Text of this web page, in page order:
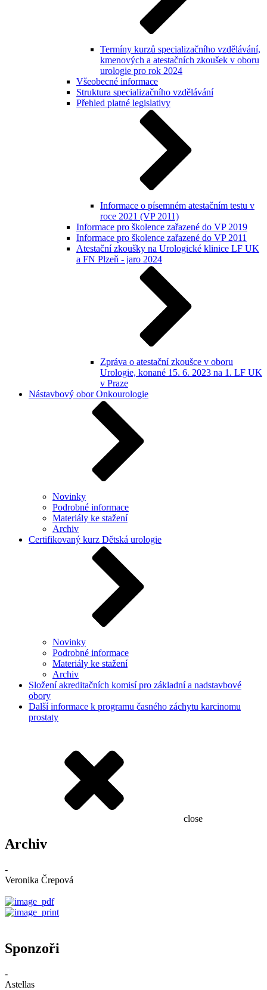
Termíny kurzů specializačního vzdělávání,
kmenových a atestačních zkoušek v oboru
urologie pro rok 2024
Všeobecné informace
Struktura specializačního vzdělávání
Přehled platné legislativy
Informace o písemném atestačním testu v
roce 2021 (VP 2011)
Informace pro školence zařazené do VP 2019
Informace pro školence zařazené do VP 2011
Atestační zkoušky na Urologické klinice LF UK
a FN Plzeň - jaro 2024
Zpráva o atestační zkoušce v oboru
Urologie, konané 15. 6. 2023 na 1. LF UK
v Praze
Nástavbový obor Onkourologie
Novinky
Podrobné informace
Materiály ke stažení
Archiv
Certifikovaný kurz Dětská urologie
Novinky
Podrobné informace
Materiály ke stažení
Archiv
Složení akreditačních komisí pro základní a nadstavbové
obory
Další informace k programu časného záchytu karcinomu
prostaty
close
Archiv
-
Veronika Črepová
Sponzoři
-
Astellas